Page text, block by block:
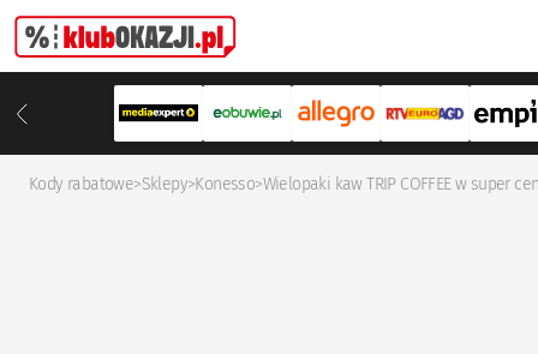
Kody rabatowe>Sklepy>Konesso>Wielopaki kaw TRIP COFFEE w super